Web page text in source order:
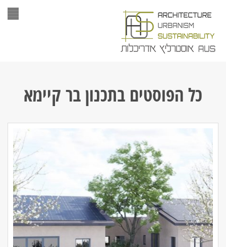
כל הפוסטים בתכנון בר קיימא